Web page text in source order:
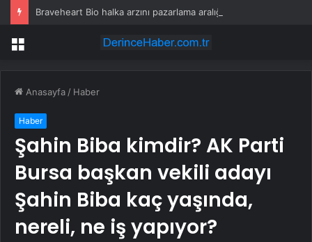
Menü
Anasayfa / Haber
Haber
Şahin Biba kimdir? AK Parti
Bursa başkan vekili adayı
Şahin Biba kaç yaşında,
nereli, ne iş yapıyor?